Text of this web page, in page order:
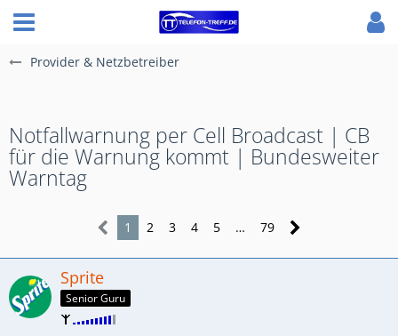
Provider & Netzbetreiber
Notfallwarnung per Cell Broadcast | CB
für die Warnung kommt | Bundesweiter
Warntag
1 2 3 4 5 … 79
Sprite
Senior Guru